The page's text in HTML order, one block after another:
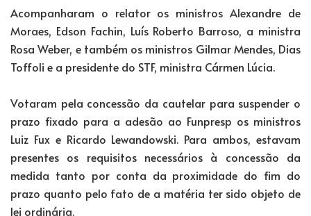
Acompanharam o relator os ministros Alexandre de
Moraes, Edson Fachin, Luís Roberto Barroso, a ministra
Rosa Weber, e também os ministros Gilmar Mendes, Dias
Toffoli e a presidente do STF, ministra Cármen Lúcia.
Votaram pela concessão da cautelar para suspender o
prazo fixado para a adesão ao Funpresp os ministros
Luiz Fux e Ricardo Lewandowski. Para ambos, estavam
presentes os requisitos necessários à concessão da
medida tanto por conta da proximidade do fim do
prazo quanto pelo fato de a matéria ter sido objeto de
lei ordinária.